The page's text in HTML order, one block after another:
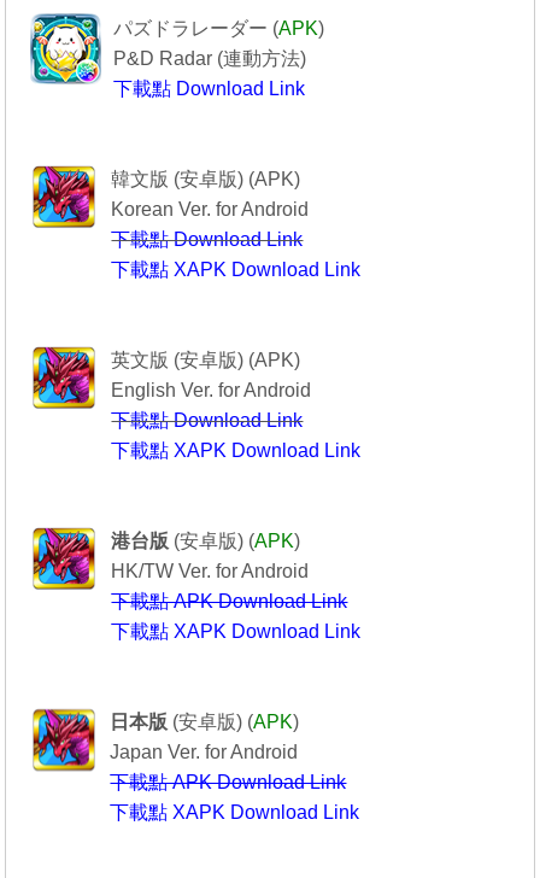
パズドラレーダー (APK)
P&D Radar (連動方法)
下載點 Download Link
韓文版 (安卓版) (APK)
Korean Ver. for Android
下載點 Download Link
下載點 XAPK Download Link
英文版 (安卓版) (APK)
English Ver. for Android
下載點 Download Link
下載點 XAPK Download Link
港台版 (安卓版) (APK)
HK/TW Ver. for Android
下載點 APK Download Link
下載點 XAPK Download Link
日本版 (安卓版) (APK)
Japan Ver. for Android
下載點 APK Download Link
下載點 XAPK Download Link